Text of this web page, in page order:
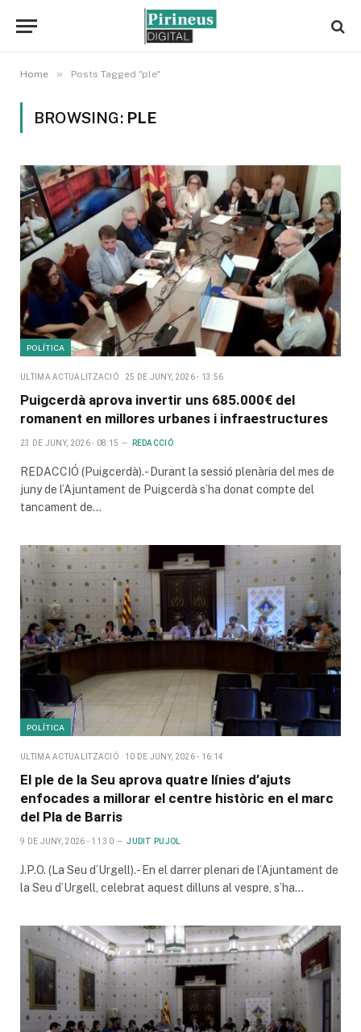
Home » Posts Tagged "ple"
BROWSING: PLE
POLÍTICA
ULTIMA ACTUALITZACIÓ 25 DE JUNY, 2026 - 13:56
Puigcerdà aprova invertir uns 685.000€ del
romanent en millores urbanes i infraestructures
23 DE JUNY, 2026 - 08:15 REDACCIÓ
REDACCIÓ (Puigcerdà).- Durant la sessió plenària del mes de
juny de l’Ajuntament de Puigcerdà s’ha donat compte del
tancament de…
POLÍTICA
ULTIMA ACTUALITZACIÓ 10 DE JUNY, 2026 - 16:14
El ple de la Seu aprova quatre línies d’ajuts
enfocades a millorar el centre històric en el marc
del Pla de Barris
9 DE JUNY, 2026 - 11:30 JUDIT PUJOL
J.P.O. (La Seu d’Urgell).- En el darrer plenari de l’Ajuntament de
la Seu d’Urgell, celebrat aquest dilluns al vespre, s’ha…